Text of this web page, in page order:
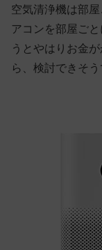
空気清浄機は部
アコンを部屋ご
うとやはりお金
ら、検討できそう